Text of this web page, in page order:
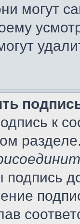
могут
к
подпись